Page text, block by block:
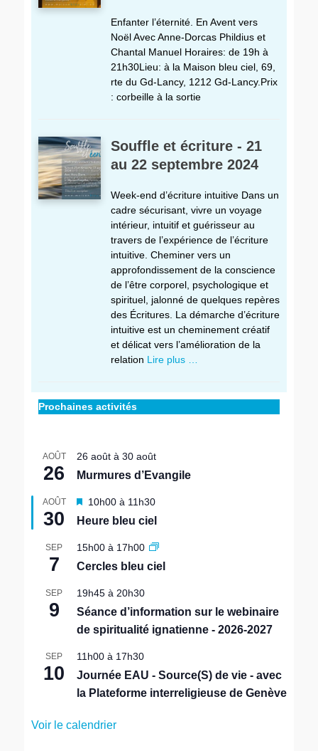
Enfanter l’éternité. En Avent vers
Noël Avec Anne-Dorcas Phildius et
Chantal Manuel Horaires: de 19h à
21h30Lieu: à la Maison bleu ciel, 69,
rte du Gd-Lancy, 1212 Gd-Lancy.Prix
: corbeille à la sortie
Souffle et écriture - 21
au 22 septembre 2024
Week-end d’écriture intuitive Dans un
cadre sécurisant, vivre un voyage
intérieur, intuitif et guérisseur au
travers de l’expérience de l’écriture
intuitive. Cheminer vers un
approfondissement de la conscience
de l’être corporel, psychologique et
spirituel, jalonné de quelques repères
des Écritures. La démarche d’écriture
intuitive est un cheminement créatif
et délicat vers l’amélioration de la
relation Lire plus …
Prochaines activités
AOÛT
26
26 août à 30 août
Murmures d’Evangile
AOÛT
30
M
s
e
a
a
n
10h00 à 11h30
Heure bleu ciel
SEP
7
15h00 à 17h00
Cercles bleu ciel
SEP
9
19h45 à 20h30
Séance d’information sur le webinaire
de spiritualité ignatienne - 2026-2027
SEP
10
11h00 à 17h30
Journée EAU - Source(S) de vie - avec
la Plateforme interreligieuse de Genève
Voir le calendrier